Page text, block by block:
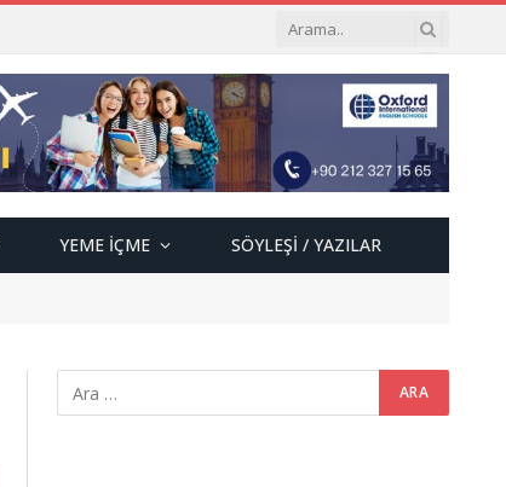
YEME İÇME SÖYLEŞI / YAZILAR